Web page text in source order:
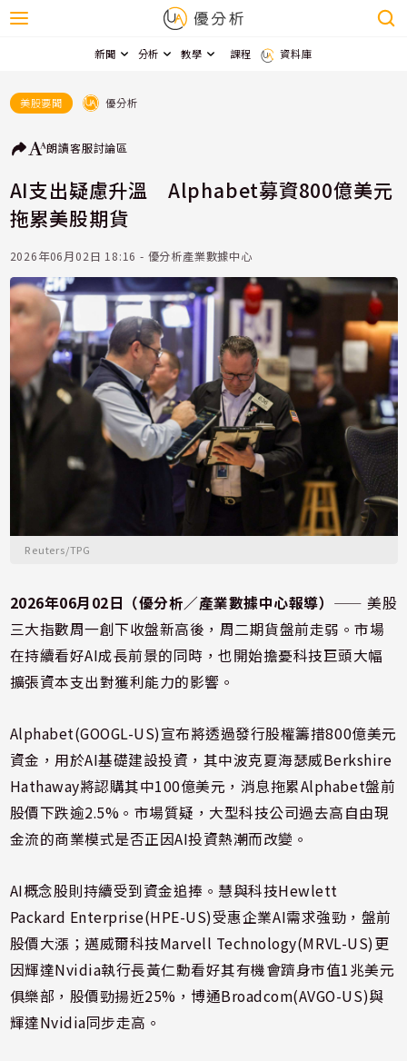
新聞 分析 教學 課程 資料庫
美股要聞 優分析
朗讀客服討論區
AI支出疑慮升溫 Alphabet募資800億美元
拖累美股期貨
2026年06月02日 18:16 - 優分析產業數據中心
Reuters/TPG
2026年06月02日（優分析／產業數據中心報導） ⸺ 美股
三大指數周一創下收盤新高後，周二期貨盤前走弱。市場
在持續看好AI成長前景的同時，也開始擔憂科技巨頭大幅
擴張資本支出對獲利能力的影響。
Alphabet(GOOGL-US)宣布將透過發行股權籌措800億美元
資金，用於AI基礎建設投資，其中波克夏海瑟威Berkshire
Hathaway將認購其中100億美元，消息拖累Alphabet盤前
股價下跌逾2.5%。市場質疑，大型科技公司過去高自由現
金流的商業模式是否正因AI投資熱潮而改變。
AI概念股則持續受到資金追捧。慧與科技Hewlett
Packard Enterprise(HPE-US)受惠企業AI需求強勁，盤前
股價大漲；邁威爾科技Marvell Technology(MRVL-US)更
因輝達Nvidia執行長黃仁勳看好其有機會躋身市值1兆美元
俱樂部，股價勁揚近25%，博通Broadcom(AVGO-US)與
輝達Nvidia同步走高。